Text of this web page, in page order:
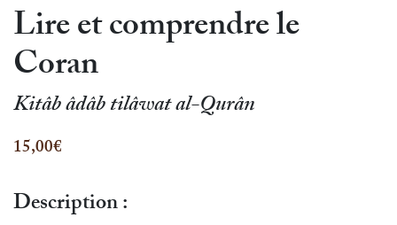
Lire et comprendre le
Coran
Kitâb âdâb tilâwat al-Qurân
15,00€
Description :